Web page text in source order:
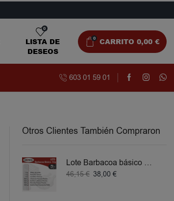
0
LISTA DE
DESEOS
0 CARRITO 0,00 €
603 01 59 01
Otros Clientes También Compraron
Lote Barbacoa básico 5 KG
46,15€ 38,00 €